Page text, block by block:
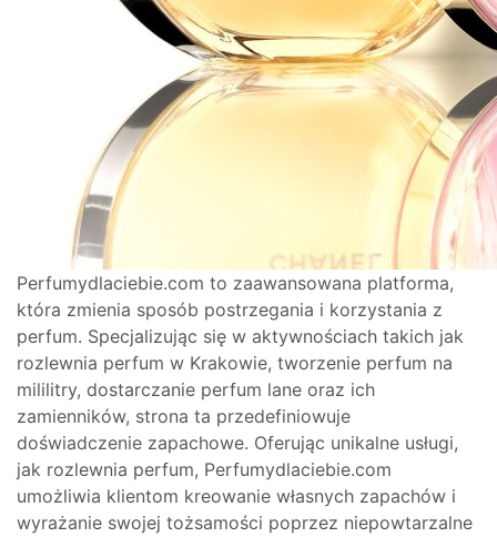
Perfumydlaciebie.com to zaawansowana platforma,
która zmienia sposób postrzegania i korzystania z
perfum. Specjalizując się w aktywnościach takich jak
rozlewnia perfum w Krakowie, tworzenie perfum na
mililitry, dostarczanie perfum lane oraz ich
zamienników, strona ta przedefiniowuje
doświadczenie zapachowe. Oferując unikalne usługi,
jak rozlewnia perfum, Perfumydlaciebie.com
umożliwia klientom kreowanie własnych zapachów i
wyrażanie swojej tożsamości poprzez niepowtarzalne